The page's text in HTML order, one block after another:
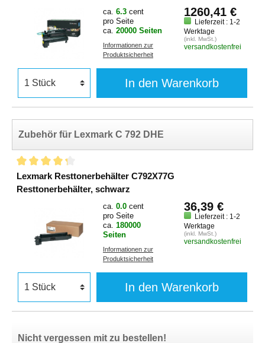
ca. 6.3 cent
pro Seite
ca. 20000 Seiten
Informationen zur
Produktsicherheit
1260,41 €
Lieferzeit : 1-2
Werktage
(inkl. MwSt.)
versandkostenfrei
In den Warenkorb
Zubehör für Lexmark C 792 DHE
Lexmark Resttonerbehälter C792X77G
Resttonerbehälter, schwarz
ca. 0.0 cent
pro Seite
ca. 180000
Seiten
Informationen zur
Produktsicherheit
36,39 €
Lieferzeit : 1-2
Werktage
(inkl. MwSt.)
versandkostenfrei
In den Warenkorb
Nicht vergessen mit zu bestellen!